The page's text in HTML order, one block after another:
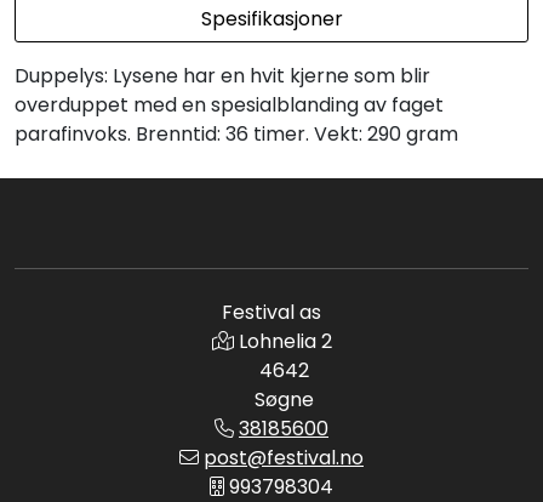
Spesifikasjoner
Duppelys: Lysene har en hvit kjerne som blir
overduppet med en spesialblanding av faget
parafinvoks. Brenntid: 36 timer. Vekt: 290 gram
Festival as
Lohnelia 2
4642
Søgne
38185600
post@festival.no
993798304